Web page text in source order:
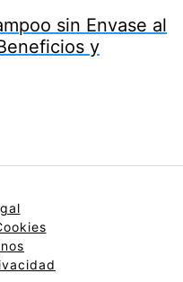
sin Envase al
y